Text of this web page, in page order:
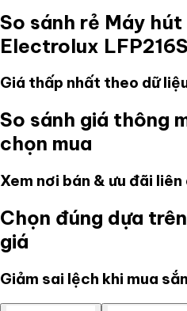
So sánh rẻ Máy hút
Electrolux LFP216S
Giá thấp nhất theo dữ
So sánh giá thông
chọn mua
Xem nơi bán & ưu đãi liên
Chọn đúng dựa
giá
Giảm sai lệch khi mua